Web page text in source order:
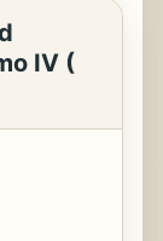
IV (